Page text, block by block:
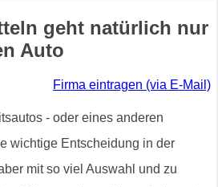
geht natürlich nur
Auto
Firma eintragen (via E-Mail)
- oder eines anderen
wichtige Entscheidung in der
mit so viel Auswahl und zu